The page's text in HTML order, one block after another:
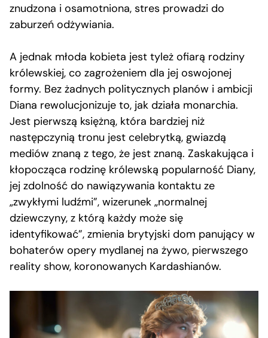
znudzona i osamotniona, stres prowadzi do
zaburzeń odżywiania.
A jednak młoda kobieta jest tyleż ofiarą rodziny
królewskiej, co zagrożeniem dla jej oswojonej
formy. Bez żadnych politycznych planów i ambicji
Diana rewolucjonizuje to, jak działa monarchia.
Jest pierwszą księżną, która bardziej niż
następczynią tronu jest celebrytką, gwiazdą
mediów znaną z tego, że jest znaną. Zaskakująca i
kłopocząca rodzinę królewską popularność Diany,
jej zdolność do nawiązywania kontaktu ze
„zwykłymi ludźmi”, wizerunek „normalnej
dziewczyny, z którą każdy może się
identyfikować”, zmienia brytyjski dom panujący w
bohaterów opery mydlanej na żywo, pierwszego
reality show, koronowanych Kardashianów.